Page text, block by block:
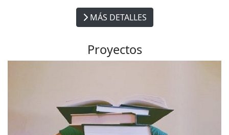
MÁS DETALLES
Proyectos